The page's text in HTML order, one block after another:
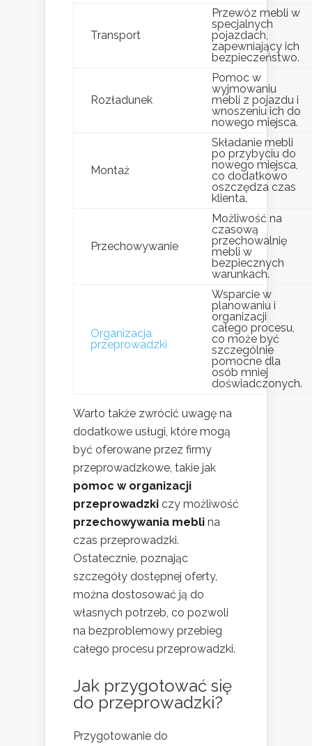
Transport
Przewóz mebli w
specjalnych
pojazdach,
zapewniający ich
bezpieczeństwo.
Rozładunek
Pomoc w
wyjmowaniu
mebli z pojazdu i
wnoszeniu ich do
nowego miejsca.
Montaż
Składanie mebli
po przybyciu do
nowego miejsca,
co dodatkowo
oszczędza czas
klienta.
Przechowywanie
Możliwość na
czasową
przechowalnię
mebli w
bezpiecznych
warunkach.
Organizacja
przeprowadzki
Wsparcie w
planowaniu i
organizacji
całego procesu,
co może być
szczególnie
pomocne dla
osób mniej
doświadczonych.
Warto także zwrócić uwagę na
dodatkowe usługi, które mogą
być oferowane przez firmy
przeprowadzkowe, takie jak
pomoc w organizacji
przeprowadzki czy możliwość
przechowywania mebli na
czas przeprowadzki.
Ostatecznie, poznając
szczegóły dostępnej oferty,
można dostosować ją do
własnych potrzeb, co pozwoli
na bezproblemowy przebieg
całego procesu przeprowadzki.
Jak przygotować się
do przeprowadzki?
Przygotowanie do